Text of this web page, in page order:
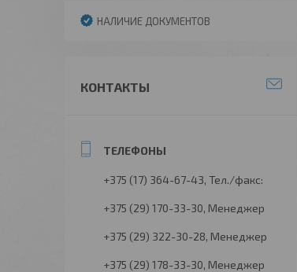
НАЛИЧИЕ ДОКУМЕНТОВ
КОНТАКТЫ
+375 (17) 364-67-43 Тел./факс:
+375 (29) 170-33-30 Менеджер
+375 (29) 322-30-28 Менеджер
+375 (29) 178-33-30 Менеджер